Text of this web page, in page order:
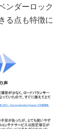
ンダーロック
る点も特徴に